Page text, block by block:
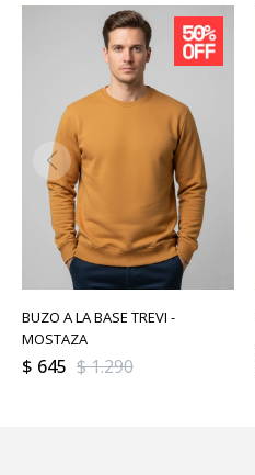
BUZO A LA BASE TREVI -
MOSTAZA
$ 645 $1.290